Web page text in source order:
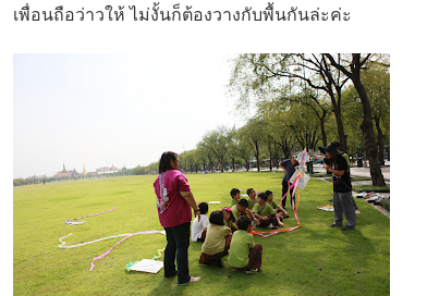
เพื่อนถือว่าวให้ ไม่งั้นก็ต้องวางกับพื้นกันล่ะค่ะ